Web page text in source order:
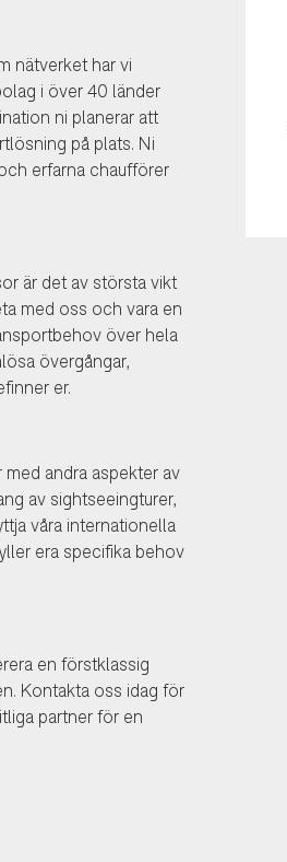
nätverket har vi
i över 40 länder
ni planerar att
på plats. Ni
erfarna chaufförer
är det av största vikt
med oss och vara en
över hela
övergångar,
er.
andra aspekter av
av sightseeingturer,
våra internationella
era specifika behov
en förstklassig
Kontakta oss idag för
partner för en